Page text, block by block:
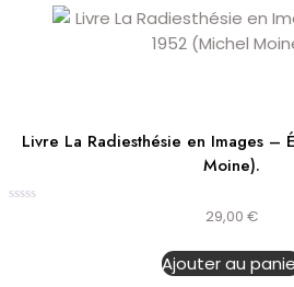
Livre La Radiesthésie en Images –
Moine).
29,00€
Ajouter au